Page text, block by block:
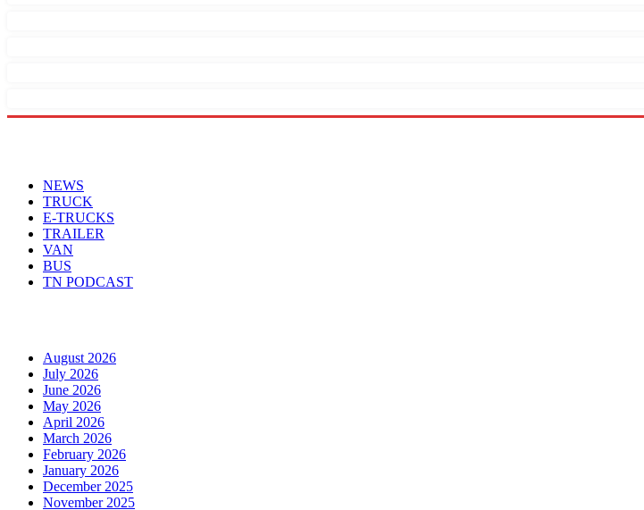
NEWS
TRUCK
E-TRUCKS
TRAILER
VAN
BUS
TN PODCAST
August 2026
July 2026
June 2026
May 2026
April 2026
March 2026
February 2026
January 2026
December 2025
November 2025